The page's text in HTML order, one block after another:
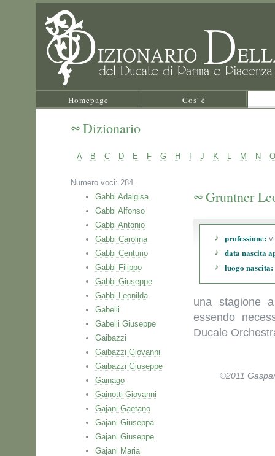
Homepage Cos' è
Dizionario
A B C D E F G H J K L M N O
Numero voci: 284.
Gabbi Adalgisa
Gabbi Alfonso
Gabbi Antonio
Gabbi Carolina
Gabbi Centurio
Gabbi Filippo
Gabbi Giuseppe
Gabbi Leonilda
Gabelli
Gabelli Giuseppe
Gaibazzi
Gaibazzi Giovanni
Gaibazzi Giuseppe
Gainago
Gainotti Giovanni
Gajani Gaetano
Gajani Giuseppa
Gajani Giuseppe
Gajani Maria
Gruntner
professione:
data nascita
luogo nascita:
una stagione
essendo
Ducale
©2011